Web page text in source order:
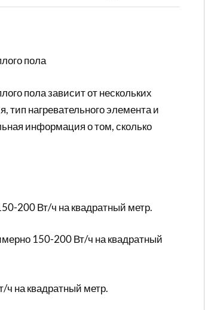
пола
пола зависит от нескольких
нагревательного элемента и
информация о том, сколько
200 Вт/ч на квадратный метр.
150-200 Вт/ч на квадратный
ч на квадратный метр.